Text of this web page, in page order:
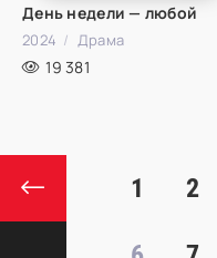
День недели — любой
2024 Драма
19 381
1 2